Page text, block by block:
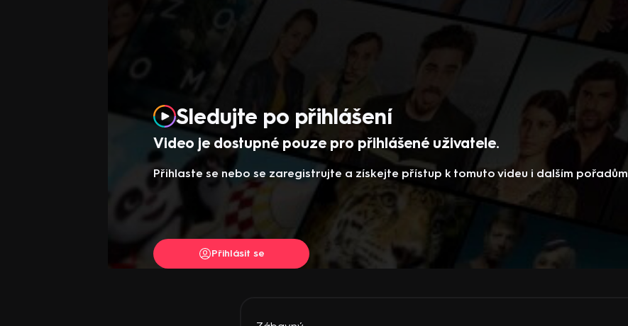
Video je dostupné pouze pro přihlášené uživatele.
Sledujte po přihlášení
Přihlaste se nebo se zaregistrujte a získejte přístup k tomuto videu i dalším pořadům
Přihlásit se